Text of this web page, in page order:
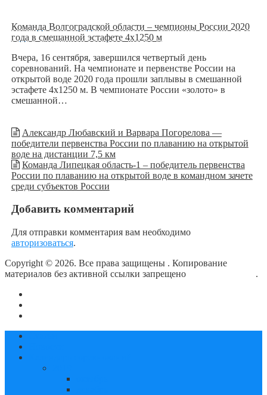
Команда Волгоградской области – чемпионы России 2020
года в смешанной эстафете 4х1250 м
Вчера, 16 сентября, завершился четвертый день
соревнований. На чемпионате и первенстве России на
открытой воде 2020 года прошли заплывы в смешанной
эстафете 4х1250 м. В чемпионате России «золото» в
смешанной…
Александр Любавский и Варвара Погорелова —
победители первенства России по плаванию на открытой
воде на дистанции 7,5 км
Команда Липецкая область-1 – победитель первенства
России по плаванию на открытой воде в командном зачете
среди субъектов России
Добавить комментарий
Для отправки комментария вам необходимо
авторизоваться.
Copyright © 2026. Все права защищены . Копирование
материалов без активной ссылки запрещено
.